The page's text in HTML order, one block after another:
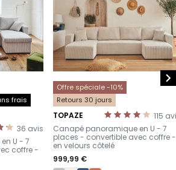
frais
36 avis
U - 7
coffre -
Offre spéciale -10%
Retours 30 jours
115
TOPAZE
-
Canapé panoramique en U - 7
places - convertible avec coffre -
en velours côtelé
999,99 €
